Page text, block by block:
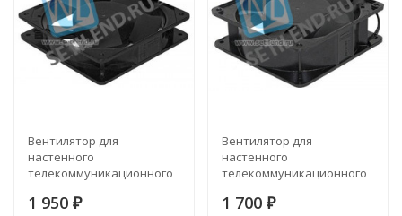
Вентилятор для
настенного
телекоммуникационного
1 950 ₽
Вентилятор для
настенного
телекоммуникационного
1 700 ₽